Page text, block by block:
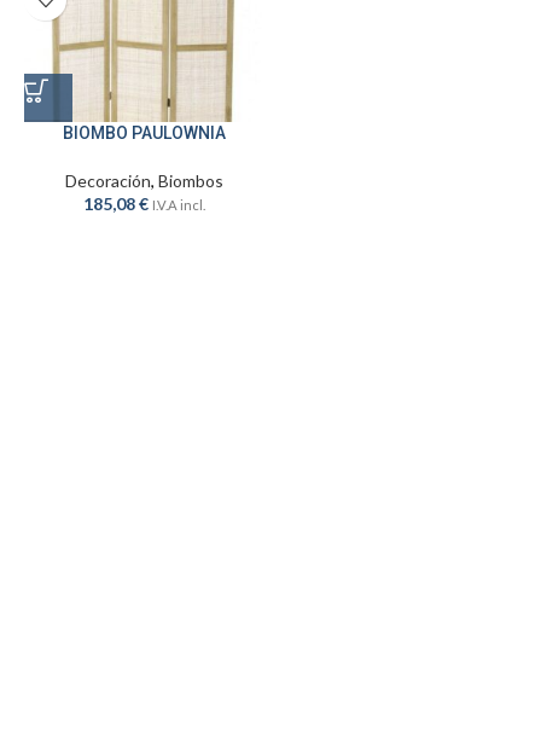
BIOMBO PAULOWNIA
Decoración, Biombos
185,08€ I.V.A incl.